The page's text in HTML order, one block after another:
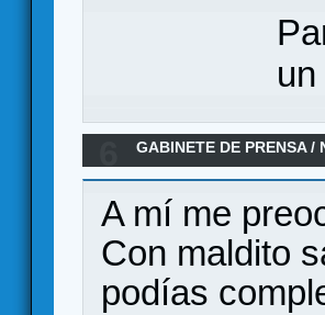
GABINETE DE PRENSA/
A mí me
Con maldito
podías